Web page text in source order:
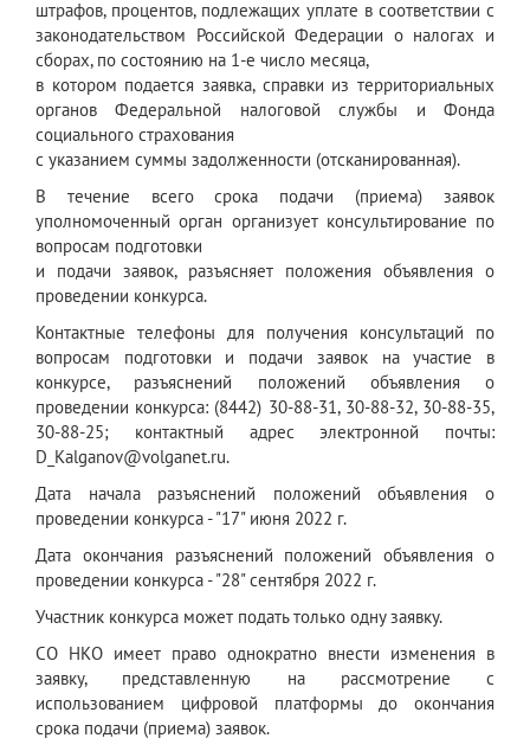
штрафов, процентов, подлежащих уплате в соответствии с
законодательством Российской Федерации о налогах и
сборах, по состоянию на 1-е число месяца,
в котором подается заявка, справки из территориальных
органов Федеральной налоговой службы и Фонда
социального страхования
с указанием суммы задолженности (отсканированная).
В течение всего срока подачи (приема) заявок
уполномоченный орган организует консультирование по
вопросам подготовки
и подачи заявок, разъясняет положения объявления о
проведении конкурса.
Контактные телефоны для получения консультаций по
вопросам подготовки и подачи заявок на участие в
конкурсе, разъяснений положений объявления о
проведении конкурса: (8442) 30-88-31, 30-88-32, 30-88-35,
30-88-25; контактный адрес электронной почты:
D_Kalganov@volganet.ru.
Дата начала разъяснений положений объявления о
проведении конкурса - "17" июня 2022 г.
Дата окончания разъяснений положений объявления о
проведении конкурса - "28" сентября 2022 г.
Участник конкурса может подать только одну заявку.
СО НКО имеет право однократно внести изменения в
заявку, представленную на рассмотрение с
использованием цифровой платформы до окончания
срока подачи (приема) заявок.